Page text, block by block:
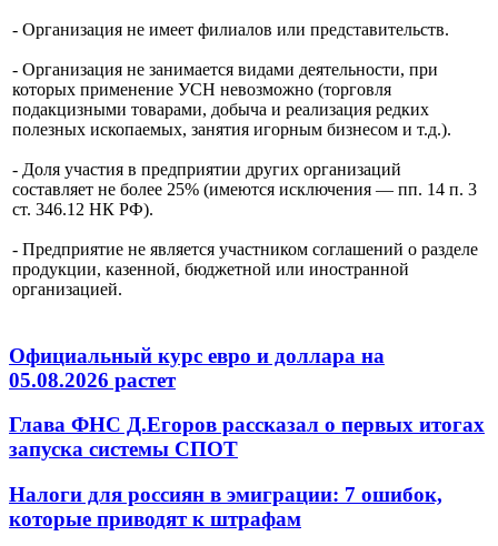
- Организация не имеет филиалов или представительств.
- Организация не занимается видами деятельности, при
которых применение УСН невозможно (торговля
подакцизными товарами, добыча и реализация редких
полезных ископаемых, занятия игорным бизнесом и т.д.).
- Доля участия в предприятии других организаций
составляет не более 25% (имеются исключения — пп. 14 п. 3
ст. 346.12 НК РФ).
- Предприятие не является участником соглашений о разделе
продукции, казенной, бюджетной или иностранной
организацией.
Официальный курс евро и доллара на
05.08.2026 растет
Глава ФНС Д.Егоров рассказал о первых итогах
запуска системы СПОТ
Налоги для россиян в эмиграции: 7 ошибок,
которые приводят к штрафам